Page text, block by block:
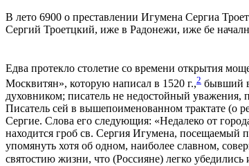
В лето 6900 о преставлении Игумена Сергиа
Сергий Троетцкий, иже в Радонежи, иже бе
Едва протекло столетие со времени открытия
Москвитян», которую написал в 1520 г.,2 бывший
духовником; писатель не недостойный уважения,
Писатель сей в вышепоименованном трактате (о
Сергие. Слова его следующия: «Недалеко от
находится гроб св. Сергия Игумена, посещаемый
упомянуть хотя об одном, наиболее славном,
святостию жизни, что (Россияне) легко